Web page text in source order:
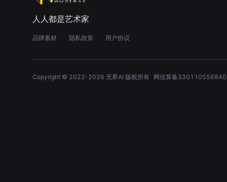
人人都是艺术家
品牌素材 隐私政策 用户协议
Copyright © 2022-2026 无界AI 版权所有 网信算备